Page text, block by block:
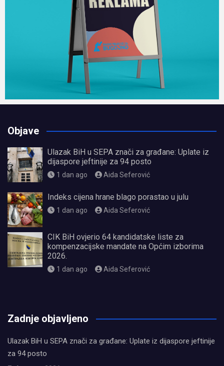
Objave
Ulazak BiH u SEPA znači za građane: Uplate iz
dijaspore jeftinije za 94 posto
1 dan ago Aida Seferović
Indeks cijena hrane blago porastao u julu
1 dan ago Aida Seferović
CIK BiH ovjerio 64 kandidatske liste za
kompenzacijske mandate na Općim izborima
2026.
1 dan ago Aida Seferović
Zadnje objavljeno
Ulazak BiH u SEPA znači za građane: Uplate iz dijaspore jeftinije
za 94 posto